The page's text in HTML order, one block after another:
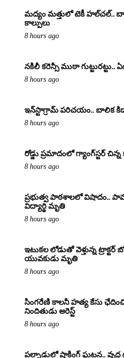
మద్యం మత్తులో టెకీ హల్‌చల్..
కాల్పులు
8 hours ago
నకిలీ కరెన్సీ ముఠా గుట్టురట్టు..
8 hours ago
ఇన్‌స్టాగ్రామ్ పరిచయం.. బాలిక
8 hours ago
రోడ్డు ప్రమాదంలో గ్యాంగ్‌స్టర్
8 hours ago
ప్రభుత్వ పాఠశాలలో విషాదం..
విద్యార్థి మృతి
8 hours ago
ఇటుకల లోడుతో వెళ్తున్న ట్రాక్టర్
యువకుడు మృతి
8 hours ago
సింగరేణి కాలనీ హత్య కేసు
నిందితుడు అరెస్ట్
8 hours ago
పల్నాడులో షాకింగ్ ఘటన..